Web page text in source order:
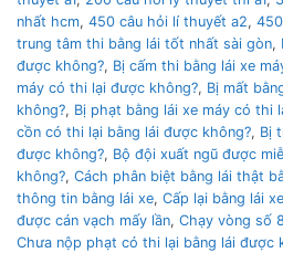
nhất hcm, 450 câu hỏi lí thuyết a2,
trung tâm thi bằng lái tốt nhất sài gòn,
được không?, Bị cấm thi bằng lái xe
máy có thi lại được không?, Bị mất
không?, Bị phạt bằng lái xe máy có thi
cồn có thi lại bằng lái được không?, Bị
được không?, Bộ đội xuất ngũ được
không?, Cách phân biệt bằng lái thật
thông tin bằng lái xe, Cấp lại bằng lái
được cán vạch mấy lần, Chạy vòng số
Chưa nộp phạt có thi lại bằng lái được